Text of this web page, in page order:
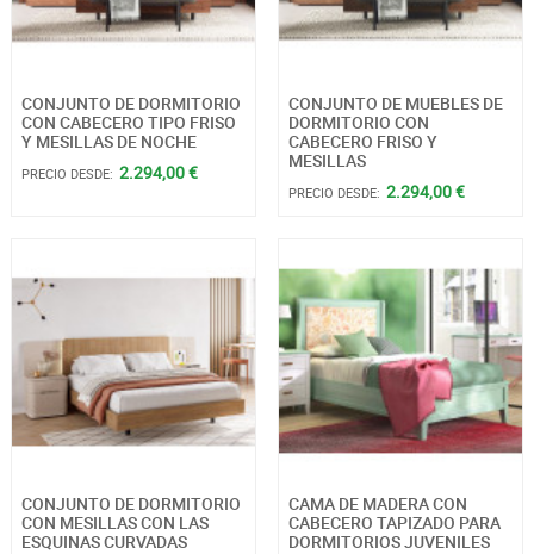
CONJUNTO DE DORMITORIO
CON CABECERO TIPO FRISO
Y MESILLAS DE NOCHE
PRECIO DESDE: 2.294,00 €
CONJUNTO DE MUEBLES DE
DORMITORIO CON
CABECERO FRISO Y
MESILLAS
PRECIO DESDE: 2.294,00 €
CONJUNTO DE DORMITORIO
CON MESILLAS CON LAS
ESQUINAS CURVADAS
CAMA DE MADERA CON
CABECERO TAPIZADO PARA
DORMITORIOS JUVENILES